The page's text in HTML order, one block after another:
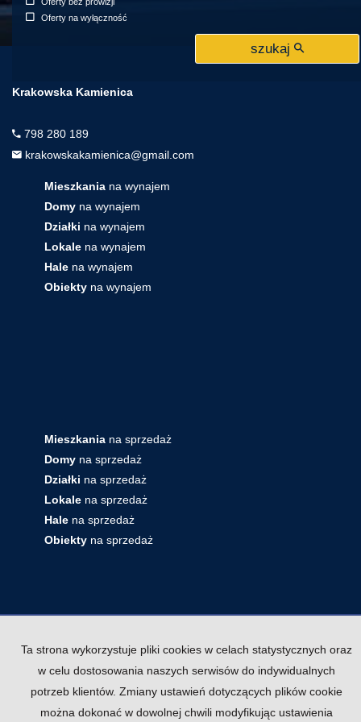
Oferty na wyłączność
szukaj
Krakowska Kamienica
798 280 189
krakowskakamienica@gmail.com
Mieszkania na wynajem
Domy na wynajem
Działki na wynajem
Lokale na wynajem
Hale na wynajem
Obiekty na wynajem
Mieszkania na sprzedaż
Domy na sprzedaż
Działki na sprzedaż
Lokale na sprzedaż
Hale na sprzedaż
Obiekty na sprzedaż
Krakowska Kamienica 2026
Program dla biur
Ta strona wykorzystuje pliki cookies w celach statystycznych oraz
w celu dostosowania naszych serwisów do indywidualnych
potrzeb klientów. Zmiany ustawień dotyczących plików cookie
można dokonać w dowolnej chwili modyfikując ustawienia